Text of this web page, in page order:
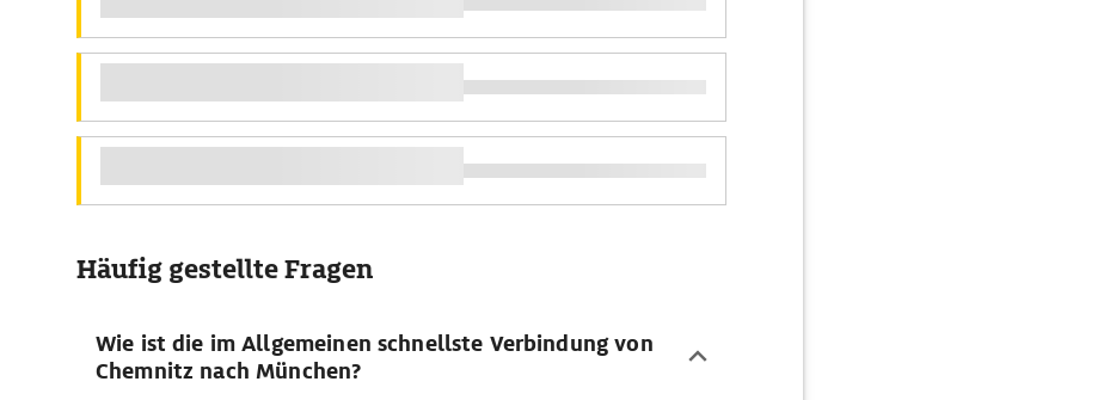
Häufig gestellte Fragen
Wie ist die im Allgemeinen schnellste Verbindung von
Chemnitz nach München?